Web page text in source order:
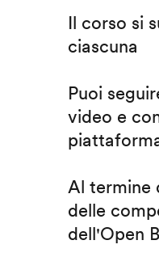
Il corso si
ciascuna
Puoi
video e
Al termine
delle
dell'Open